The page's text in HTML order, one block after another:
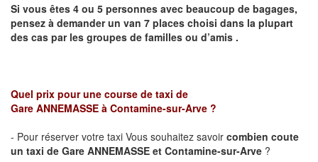
Si vous êtes 4 ou 5 personnes avec beaucoup de bagages,
pensez à demander un van 7 places choisi dans la plupart
des cas par les groupes de familles ou d’amis .
Quel prix pour une course de taxi de
Gare ANNEMASSE à Contamine-sur-Arve ?
- Pour réserver votre taxi Vous souhaitez savoir combien coute
un taxi de Gare ANNEMASSE et Contamine-sur-Arve ?